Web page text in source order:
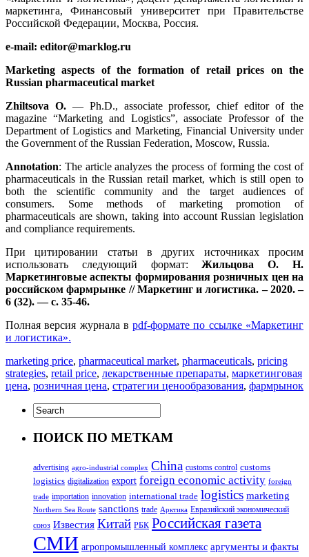
маркетинга, Финансовый университет при Правительстве
Российской Федерации, Москва, Россия.
e-mail: editor@marklog.ru
Marketing aspects of the formation of retail prices on the
Russian pharmaceutical market
Zhiltsova O.— Ph.D., associate professor, chief editor of the
magazine “Marketing and Logistics”, associate Professor of the
Department of Logistics and Marketing, Financial University under
the Government of the Russian Federation, Moscow, Russia.
Annotation: The article analyzes the process of forming the cost of
pharmaceuticals in the Russian retail market, which is still open to
both the scientific community and the target audiences of
consumers. Some methods of marketing promotion of
pharmaceuticals are shown, taking into account Russian legislation
and compliance requirements.
При цитировании статьи в других источниках просим
использовать следующий формат:Жильцова О. Н.
Маркетинговые аспекты формирования розничных цен на
российском фармрынке // Маркетинг и логистика. – 2020. –
6 (32). — с. 35-46.
Полная версия журнала вpdf-формате по ссылке «Маркетинг
и логистика».
marketing price, pharmaceutical market, pharmaceuticals, pricing
strategies, retail price, лекарственные препараты, маркетинговая
цена, розничная цена, стратегии ценообразования, фармрынок
ПОИСК ПО МЕТКАМ
advertising agro-industrial complex China customs control customs
logistics digitalization export foreign economic activity foreign
trade importation innovation international trade logistics marketing
Northern Sea Route sanctions trade Арктика Евразийский экономический
союз Известия Китай РБК Российская газета
СМИ агропромышленный комплекс аргументы и факты